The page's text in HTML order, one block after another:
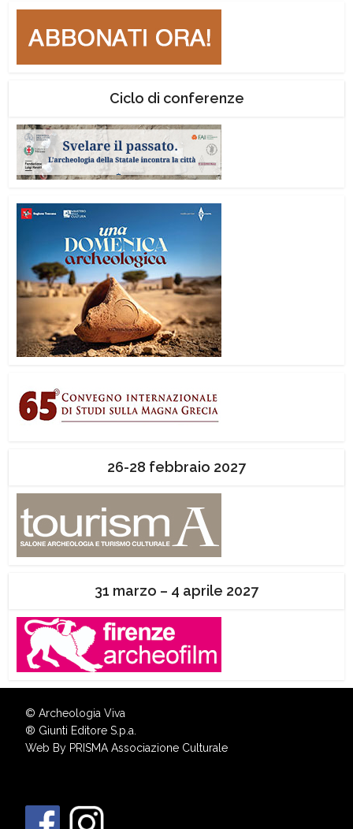
Ciclo di conferenze
26-28 febbraio 2027
31 marzo – 4 aprile 2027
© Archeologia Viva
® Giunti Editore S.p.a.
Web By PRISMA Associazione Culturale